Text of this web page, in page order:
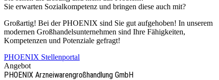
Sie erwarten Sozialkompetenz und bringen diese auch mit?
Großartig! Bei der PHOENIX sind Sie gut aufgehoben! In unserem
modernen Großhandelsunternehmen sind Ihre Fähigkeiten,
Kompetenzen und Potenziale gefragt!
PHOENIX Stellenportal
Angebot
PHOENIX Arzneiwaren­großhandlung GmbH